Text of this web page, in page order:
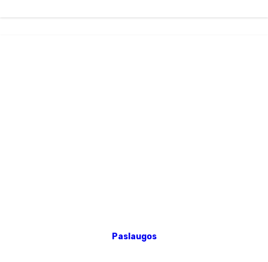
Paslaugos